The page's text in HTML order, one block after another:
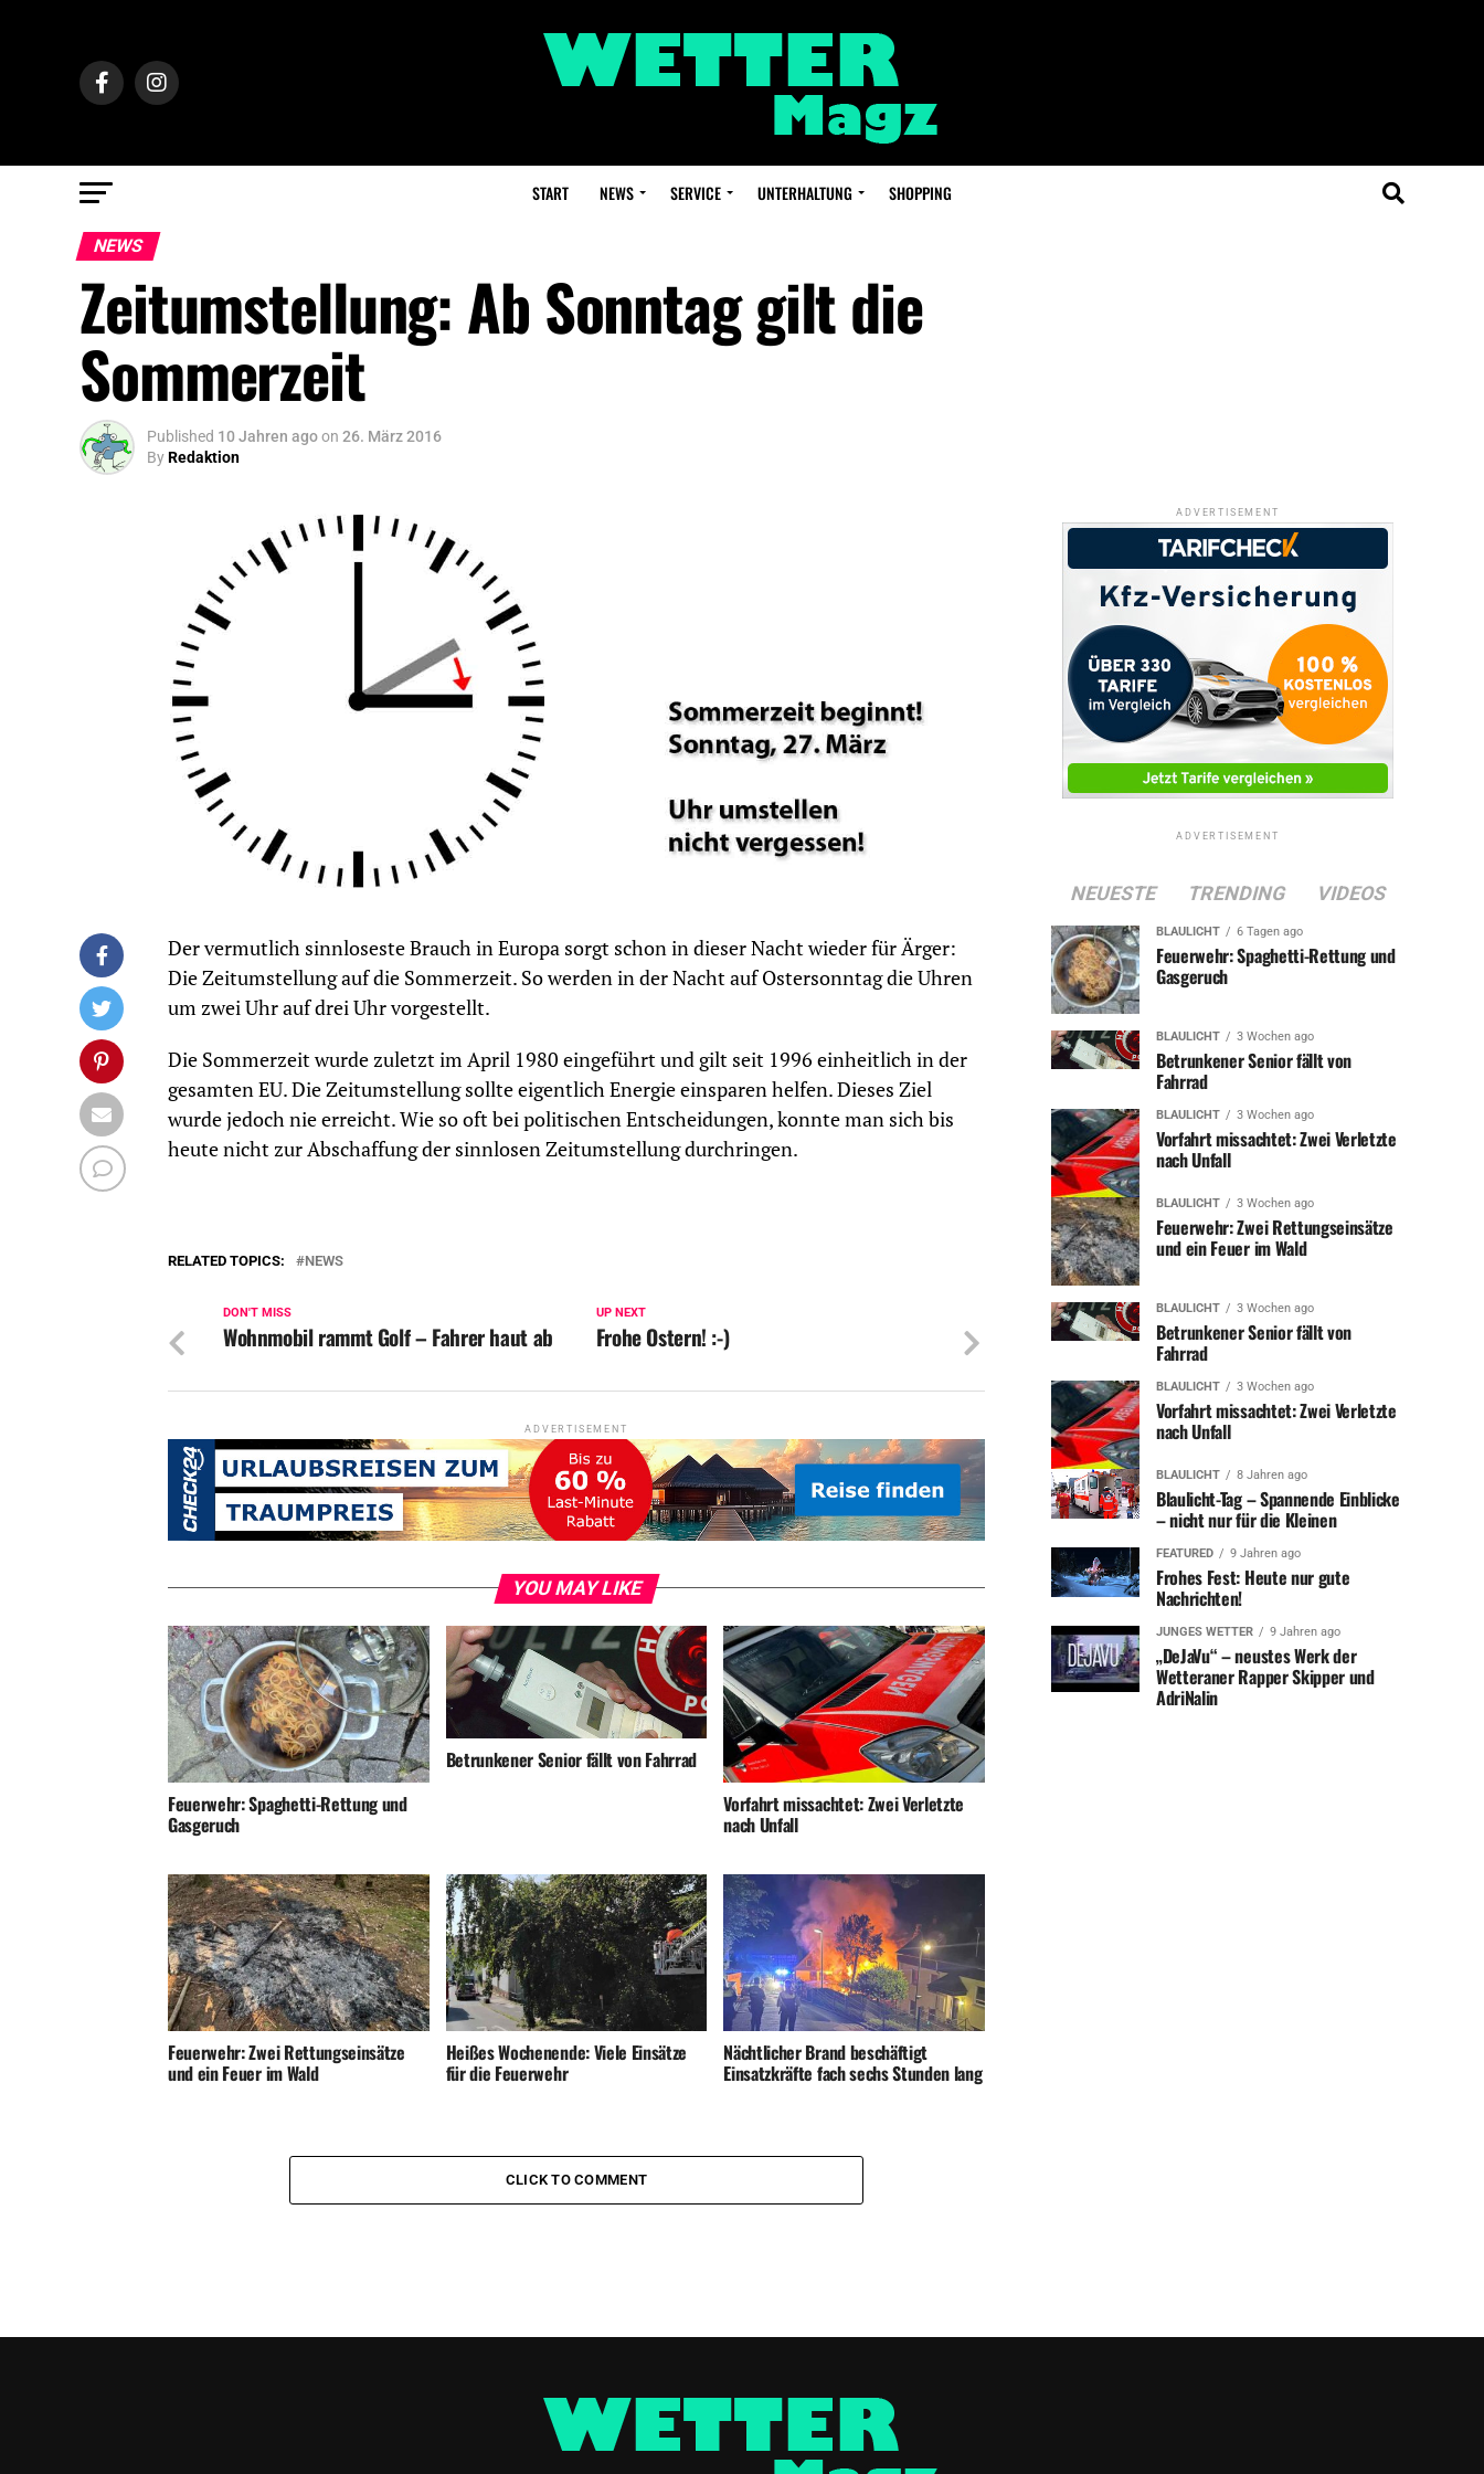
START NEWS SERVICE UNTERHALTUNG SHOPPING
NEWS
Zeitumstellung: Ab Sonntag gilt die
Sommerzeit
Published 10 Jahren agoon 26. März 2016
ByRedaktion
Der vermutlich sinnloseste Brauch in Europa sorgt schon in dieser Nacht wieder für Ärger:
Die Zeitumstellung auf die Sommerzeit. So werden in der Nacht auf Ostersonntag die Uhren
um zwei Uhr auf drei Uhr vorgestellt.
Die Sommerzeit wurde zuletzt im April 1980 eingeführt und gilt seit 1996 einheitlich in der
gesamten EU. Die Zeitumstellung sollte eigentlich Energie einsparen helfen. Dieses Ziel
wurde jedoch nie erreicht. Wie so oft bei politischen Entscheidungen, konnte man sich bis
heute nicht zur Abschaffung der sinnlosen Zeitumstellung durchringen.
RELATED TOPICS: NEWS
UP NEXT
Frohe Ostern! :-)
DON'T MISS
Wohnmobil rammt Golf – Fahrer haut ab
ADVERTISEMENT
YOU MAY LIKE
Feuerwehr: Spaghetti-Rettung und
Gasgeruch
Betrunkener Senior fällt von Fahrrad
Vorfahrt missachtet: Zwei Verletzte
nach Unfall
Feuerwehr: Zwei Rettungseinsätze
und ein Feuer im Wald
Heißes Wochenende: Viele Einsätze
für die Feuerwehr
Nächtlicher Brand beschäftigt
Einsatzkräfte fach sechs Stunden lang
CLICK TO COMMENT
ADVERTISEMENT
ADVERTISEMENT
NEUESTE TRENDING VIDEOS
BLAULICHT 6 Tagen ago
Feuerwehr: Spaghetti-Rettung und
Gasgeruch
BLAULICHT 3 Wochen ago
Betrunkener Senior fällt von
Fahrrad
BLAULICHT 3 Wochen ago
Vorfahrt missachtet: Zwei Verletzte
nach Unfall
BLAULICHT 3 Wochen ago
Feuerwehr: Zwei Rettungseinsätze
und ein Feuer im Wald
BLAULICHT 3 Wochen ago
Betrunkener Senior fällt von
Fahrrad
BLAULICHT 3 Wochen ago
Vorfahrt missachtet: Zwei Verletzte
nach Unfall
BLAULICHT 8 Jahren ago
Blaulicht-Tag – Spannende Einblicke
– nicht nur für die Kleinen
FEATURED 9 Jahren ago
Frohes Fest: Heute nur gute
Nachrichten!
JUNGES WETTER 9 Jahren ago
„DeJaVu“ – neustes Werk der
Wetteraner Rapper Skipper und
AdriNalin